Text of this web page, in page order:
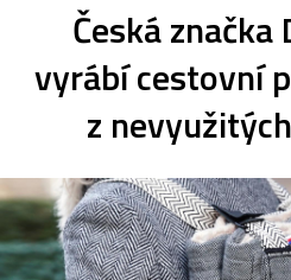
Česká značka
vyrábí cestovní
z